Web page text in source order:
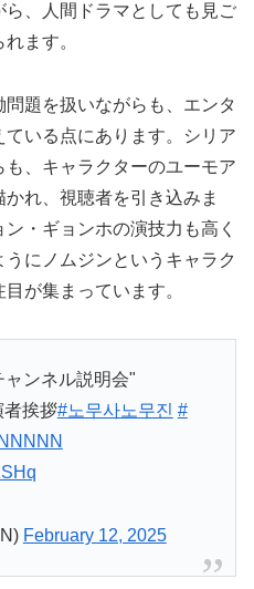
、人間ドラマとしても見ご
ます。
題を扱いながらも、エンタ
いる点にあります。シリア
、キャラクターのユーモア
れ、視聴者を引き込みま
・ギョンホの演技力も高く
にノムジンというキャラク
が集まっています。
ンネル説明会"
者挨拶#노무사노무진 #
February 12, 2025